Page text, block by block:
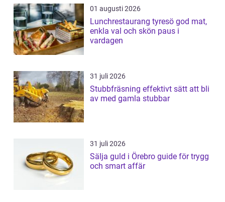
01 augusti 2026
Lunchrestaurang tyresö god mat,
enkla val och skön paus i
vardagen
31 juli 2026
Stubbfräsning effektivt sätt att bli
av med gamla stubbar
31 juli 2026
Sälja guld i Örebro guide för trygg
och smart affär